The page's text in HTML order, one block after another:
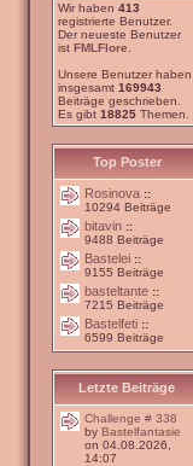
Wir haben 413
registrierte Benutzer.
Der neueste Benutzer
ist FMLFlore
Unsere Benutzer haben
insgesamt 169943
Beiträge geschrieben.
Es gibt 18825 Themen.
Top Poster
Rosinova ::
10294 Beiträge
bitavin ::
9488 Beiträge
Bastelei ::
9155 Beiträge
basteltante ::
7215 Beiträge
Bastelfeti ::
6599 Beiträge
Letzte Beiträge
Challenge # 338
by Bastelfantasie
on 04.08.2026,
14:07